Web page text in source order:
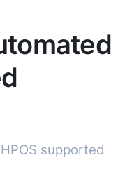
supported